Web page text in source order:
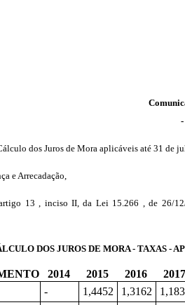
dos Juros de Mora aplicáveis até 31 de
e Arrecadação,
13 , inciso II, da Lei 15.266 , de 26/
DOS JUROS DE MORA - TAXAS -
2014 2015 2016 2017
- 1,4452 1,3162